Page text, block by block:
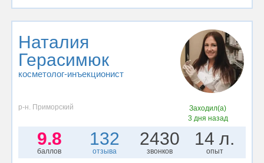
Наталия
Герасимюк
косметолог-инъекционист
р-н. Приморский
Заходил(а)
3 дня назад
9.8
баллов
132
отзыва
2430
звонков
14 л.
опыт